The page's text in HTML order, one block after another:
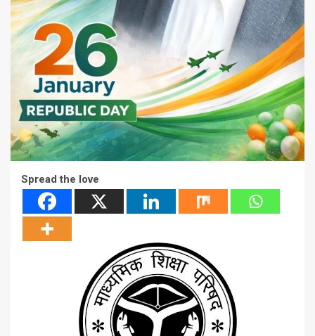
Spread the love